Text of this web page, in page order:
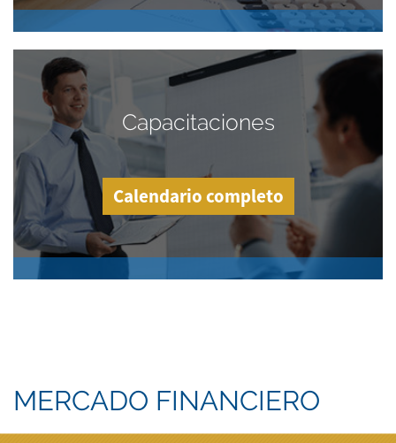
Capacitaciones
Calendario completo
MERCADO FINANCIERO